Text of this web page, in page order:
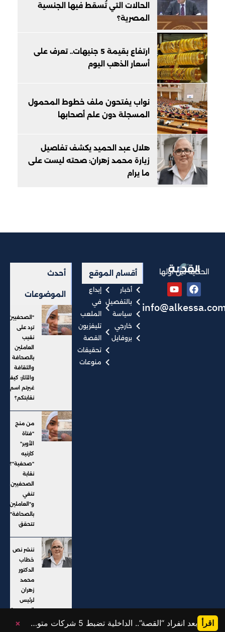
الحالات التي تُسقط فيها الجنسية
المصرية؟
ارتفاع بقيمة 5 جنيهات.. تعرف على
أسعار الذهب اليوم
نواب يفتحون ملف خطوط المحمول
المسجلة دون علم أصحابها
هلال عبد الحميد يكشف تفاصيل
زيارة محمد زهران: صحته ليست على
ما يرام
الحكاية من أولها أقسام الموقع
أخبار
بالتفصيل
سياسة
خارجي
بروفايل
إبداع
في
الملعب
تليفزيون
القصة
تحقيقات
منوعات
أحدث
الموضوعات
"الصحفيين"
ترد على
نقيب
العاملين
بالصحافة
والثقافة
والآثار: كيف
غيرتم اسم
نقابتكم؟
من منح
"فتاة
الأوبر"
كارنيه
"صحفية"؟..
نقابة
الصحفيين
تنفي
و"العاملين
بالصحافة"
تتحقق
ننشر نص
خطاب
الدكتور
محمد
زهران
لرئيس
الجمهورية
@ جميع الحقوق محفوظة، موقع القصة 2025، تم التطوير بواسطة: Karim Saad
اقرأ بعد انفراد “القصة”.. الداخلية تضبط 5 شركات متورطة في النصب على المواطنين وإيهامهم بفرص عمل خارج البلاد ×